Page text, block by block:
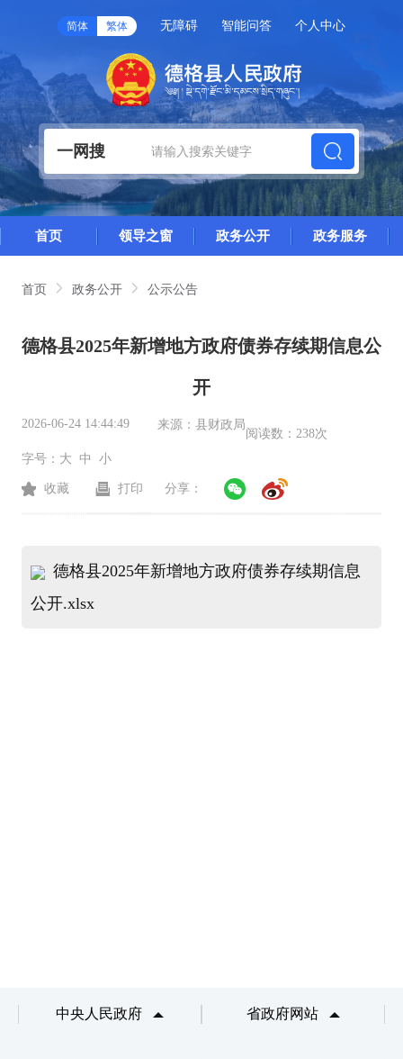
简体 繁体 无障碍 智能问答 个人中心
一网搜
首页 领导之窗 政务公开 政务服务
首页 政务公开 公示公告
德格县2025年新增地方政府债券存续期信息公
开
2026-06-24 14:44:49 来源： 县财政局
阅读数： 238次
字号： 大 中 小
收藏 打印 分享：
德格县2025年新增地方政府债券存续期信息
公开.xlsx
中央人民政府 省政府网站